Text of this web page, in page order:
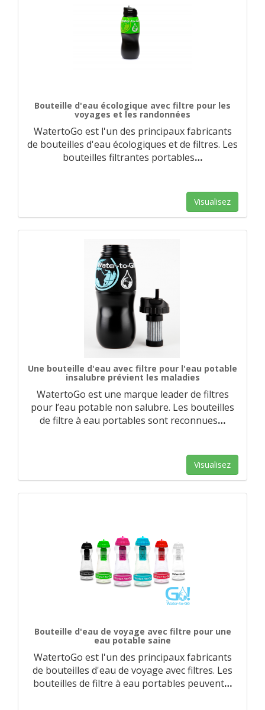
Bouteille d'eau écologique avec filtre pour les
voyages et les randonnées
WatertoGo est l'un des principaux fabricants
de bouteilles d'eau écologiques et de filtres. Les
bouteilles filtrantes portables…
Visualisez
Une bouteille d'eau avec filtre pour l'eau potable
insalubre prévient les maladies
WatertoGo est une marque leader de filtres
pour l’eau potable non salubre. Les bouteilles
de filtre à eau portables sont reconnues…
Visualisez
Bouteille d'eau de voyage avec filtre pour une
eau potable saine
WatertoGo est l'un des principaux fabricants
de bouteilles d'eau de voyage avec filtres. Les
bouteilles de filtre à eau portables peuvent…